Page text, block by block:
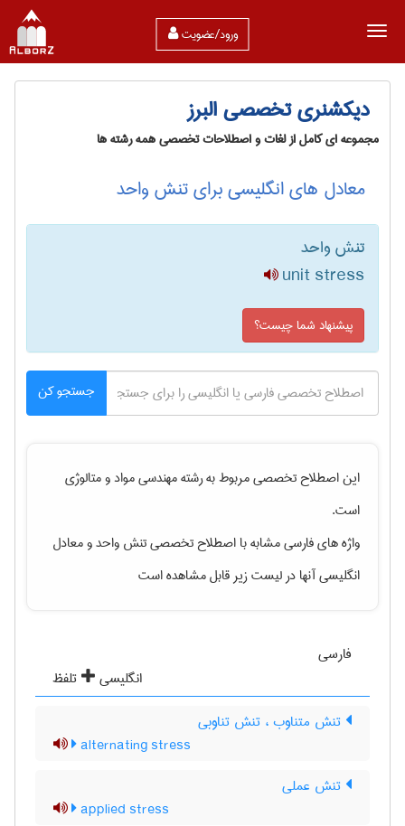
ورود/عضویت
دیکشنری تخصصی البرز
مجموعه ای کامل از لغات و اصطلاحات تخصصی همه رشته ها
معادل های انگلیسی برای تنش واحد
تنش واحد
unit stress
پیشنهاد شما چیست؟
جستجو کن
این اصطلاح تخصصی مربوط به رشتهمهندسی مواد و متالوژی
است.
واژه های فارسی مشابه با اصطلاح تخصصیتنش واحدو معادل
انگلیسی آنها در لیست زیر قابل مشاهده است
فارسی
انگلیسی
تلفظ
تنش متناوب ، تنش تناوبی
alternating stress
تنش عملی
applied stress